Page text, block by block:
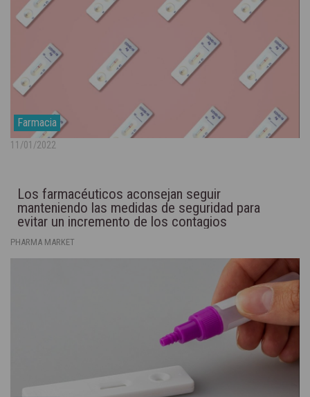
Farmacia
11/01/2022
Los farmacéuticos aconsejan seguir
manteniendo las medidas de seguridad para
evitar un incremento de los contagios
PHARMA MARKET